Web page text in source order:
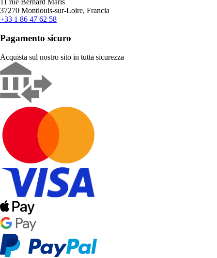
11 rue Bernard Maris
37270 Montlouis-sur-Loire, Francia
+33 1 86 47 62 58
Pagamento sicuro
Acquista sul nostro sito in tutta sicurezza